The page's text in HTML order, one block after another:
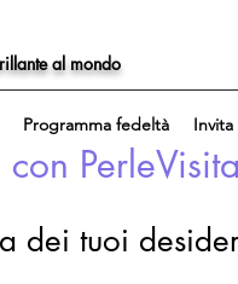
al mondo
Programma fedeltà
Perle
dei tuoi